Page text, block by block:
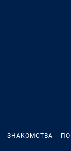
ЗНАКОМСТВА